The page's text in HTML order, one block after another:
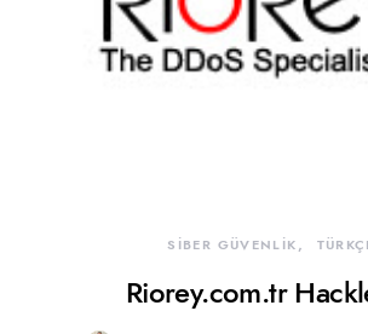
SİBER GÜVENLİK
Riorey.com.tr